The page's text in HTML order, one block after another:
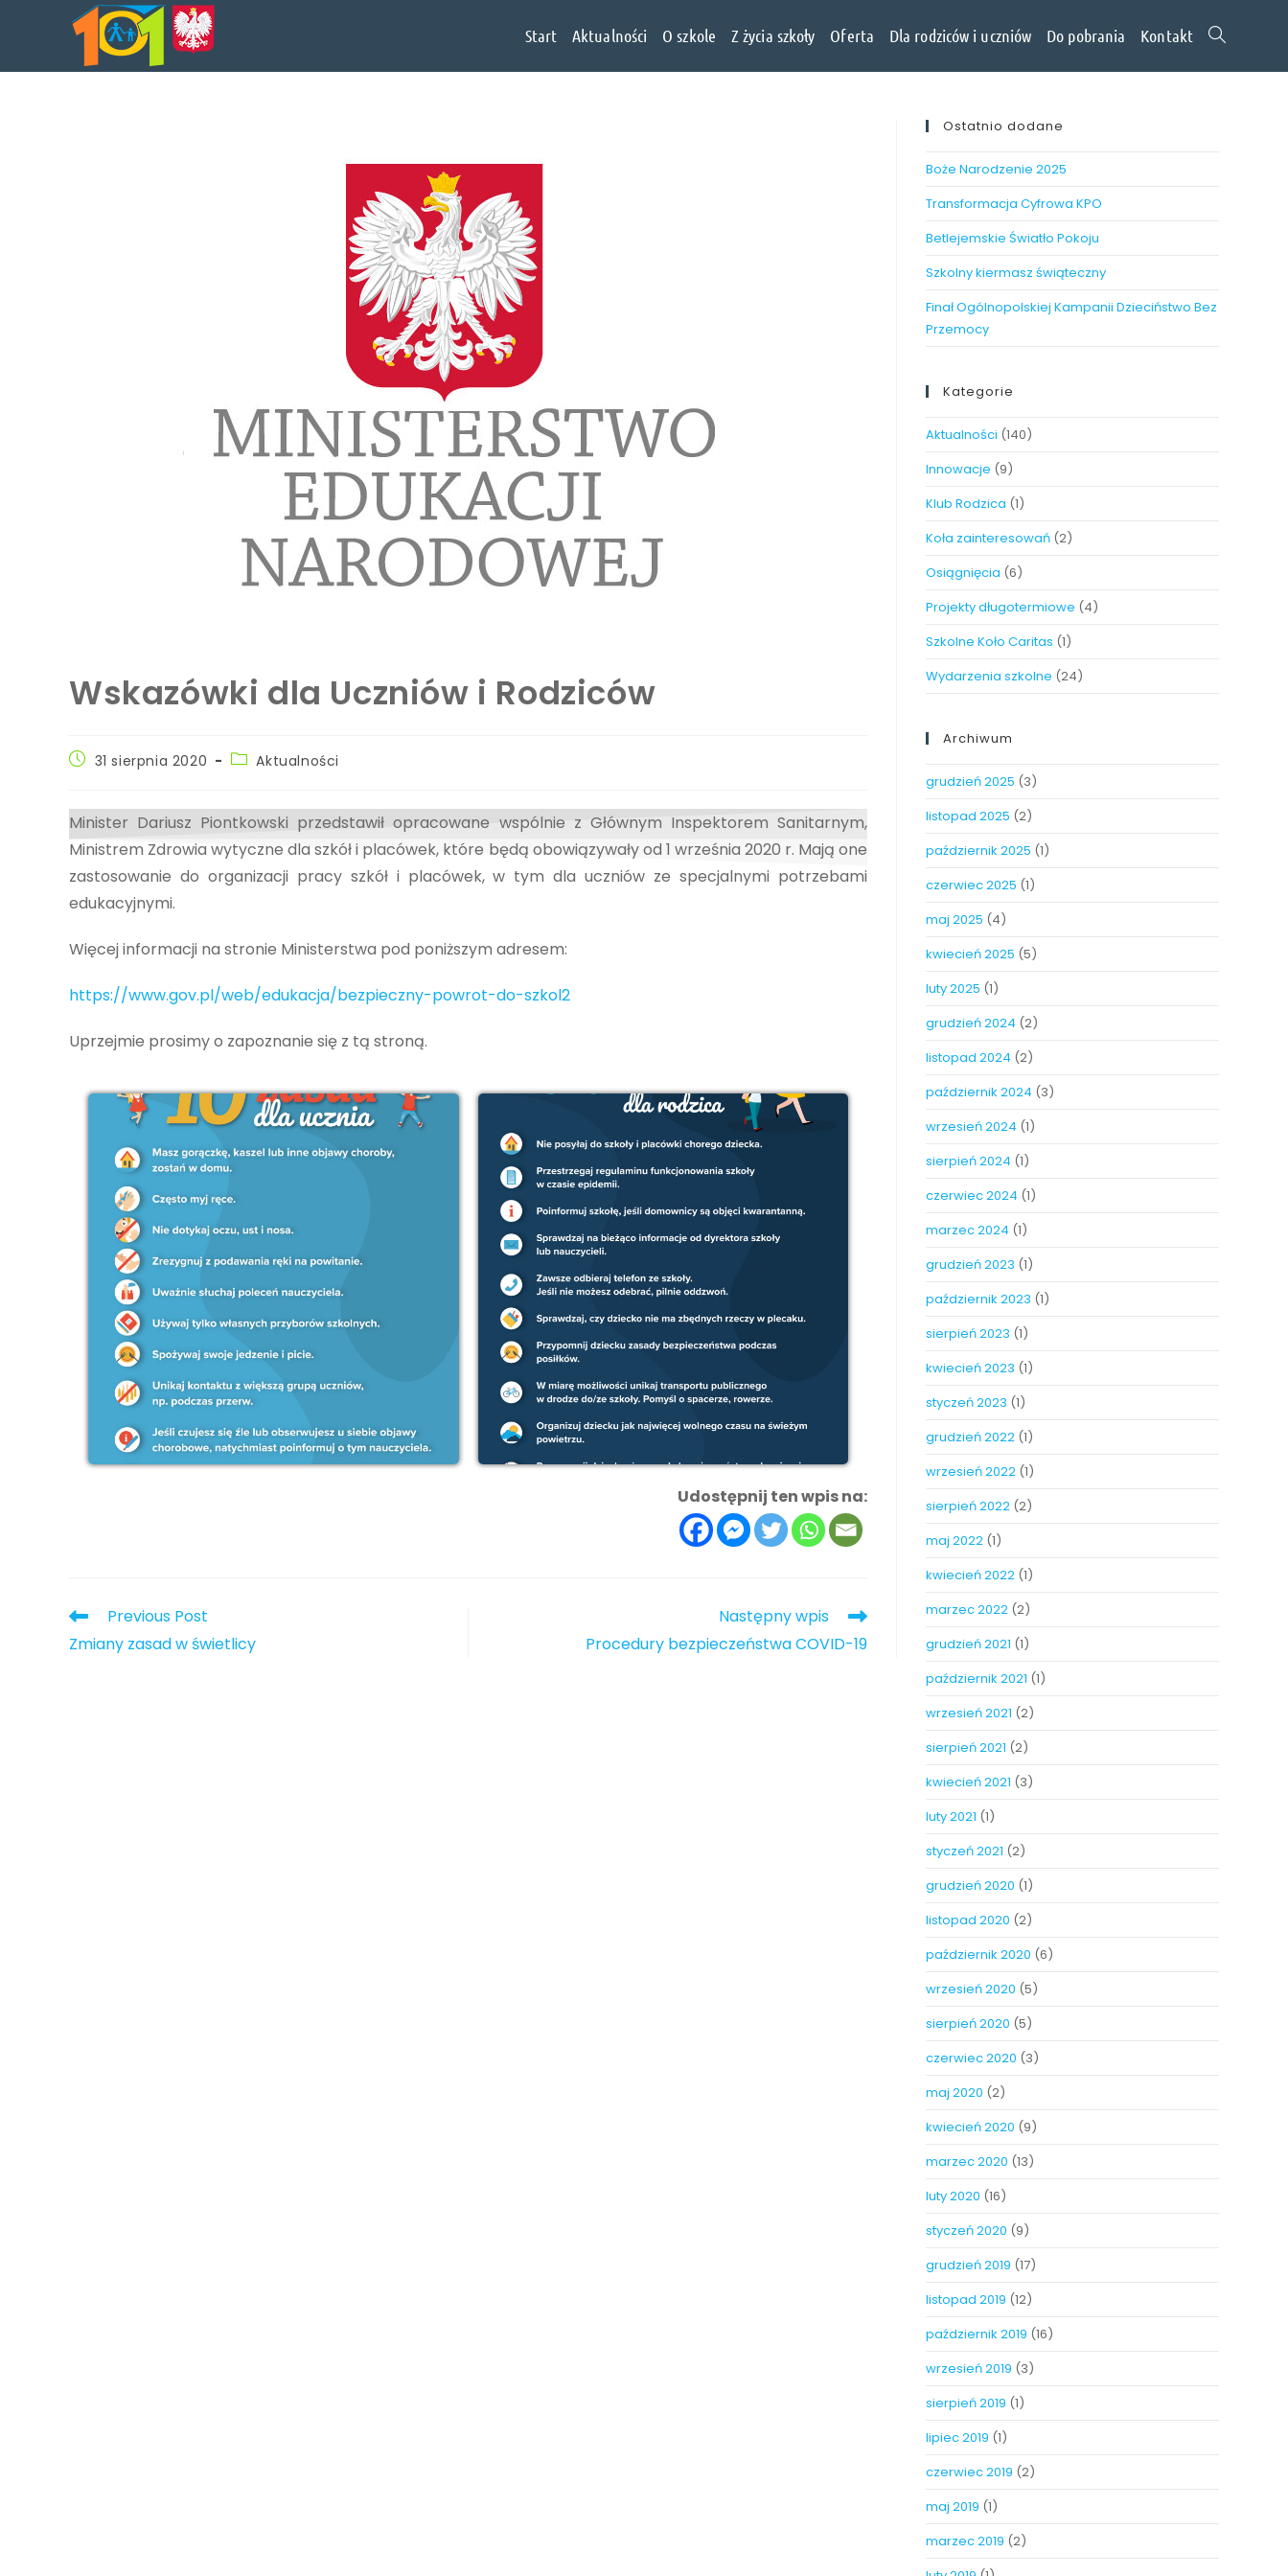
Start Aktualności O szkole Z życia szkoły Oferta Dla rodziców i uczniów Do pobrania Kontakt
Wskazówki dla Uczniów i Rodziców
31 sierpnia 2020 Aktualności
Minister Dariusz Piontkowski przedstawił opracowane wspólnie z Głównym Inspektorem Sanitarnym,
Ministrem Zdrowia wytyczne dla szkół i placówek, które będą obowiązywały od 1 września 2020 r. Mają one
zastosowanie do organizacji pracy szkół i placówek, w tym dla uczniów ze specjalnymi potrzebami
edukacyjnymi.
Więcej informacji na stronie Ministerstwa pod poniższym adresem:
https://www.gov.pl/web/edukacja/bezpieczny-powrot-do-szkol2
Uprzejmie prosimy o zapoznanie się z tą stroną.
Udostępnij ten wpis na:
Previous Post
Zmiany zasad w świetlicy
Następny wpis
Procedury bezpieczeństwa COVID-19
Ostatnio dodane
Boże Narodzenie 2025
Transformacja Cyfrowa KPO
Betlejemskie Światło Pokoju
Szkolny kiermasz świąteczny
Finał Ogólnopolskiej Kampanii Dzieciństwo Bez
Przemocy
Kategorie
Aktualności (140)
Innowacje (9)
Klub Rodzica (1)
Koła zainteresowań (2)
Osiągnięcia (6)
Projekty długotermiowe (4)
Szkolne Koło Caritas (1)
Wydarzenia szkolne (24)
Archiwum
grudzień 2025 (3)
listopad 2025 (2)
październik 2025 (1)
czerwiec 2025 (1)
maj 2025 (4)
kwiecień 2025 (5)
luty 2025 (1)
grudzień 2024 (2)
listopad 2024 (2)
październik 2024 (3)
wrzesień 2024 (1)
sierpień 2024 (1)
czerwiec 2024 (1)
marzec 2024 (1)
grudzień 2023 (1)
październik 2023 (1)
sierpień 2023 (1)
kwiecień 2023 (1)
styczeń 2023 (1)
grudzień 2022 (1)
wrzesień 2022 (1)
sierpień 2022 (2)
maj 2022 (1)
kwiecień 2022 (1)
marzec 2022 (2)
grudzień 2021 (1)
październik 2021 (1)
wrzesień 2021 (2)
sierpień 2021 (2)
kwiecień 2021 (3)
luty 2021 (1)
styczeń 2021 (2)
grudzień 2020 (1)
listopad 2020 (2)
październik 2020 (6)
wrzesień 2020 (5)
sierpień 2020 (5)
czerwiec 2020 (3)
maj 2020 (2)
kwiecień 2020 (9)
marzec 2020 (13)
luty 2020 (16)
styczeń 2020 (9)
grudzień 2019 (17)
listopad 2019 (12)
październik 2019 (16)
wrzesień 2019 (3)
sierpień 2019 (1)
lipiec 2019 (1)
czerwiec 2019 (2)
maj 2019 (1)
marzec 2019 (2)